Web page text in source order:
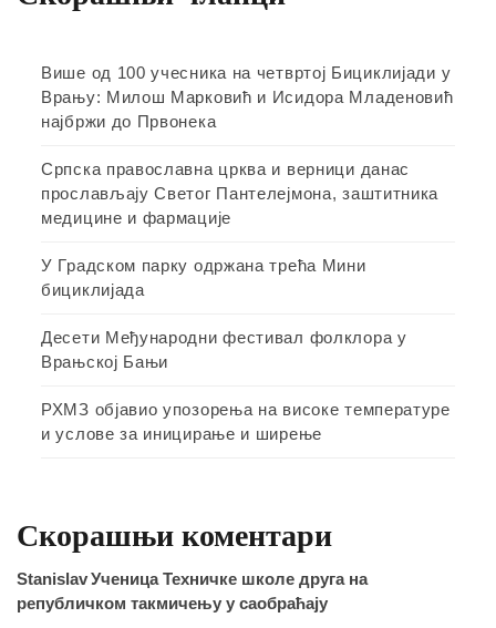
Више од 100 учесника на четвртој Бициклијади у
Врању: Милош Марковић и Исидора Младеновић
најбржи до Првонека
Српска православна црква и верници данас
прослављају Светог Пантелејмона, заштитника
медицине и фармације
У Градском парку одржана трећа Мини
бициклијада
Десети Међународни фестивал фолклора у
Врањској Бањи
РХМЗ објавио упозорења на високе температуре
и услове за иницирање и ширење
Скорашњи коментари
StanislavУченица Техничке школе друга на
републичком такмичењу у саобраћају